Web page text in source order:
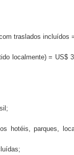
traslados incluídos
localmente) = US$
hotéis, parques,